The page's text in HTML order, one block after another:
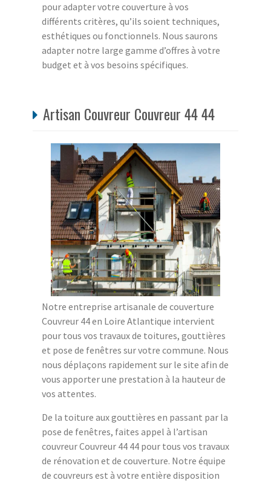
pour adapter votre couverture à vos
différents critères, qu’ils soient techniques,
esthétiques ou fonctionnels. Nous saurons
adapter notre large gamme d’offres à votre
budget et à vos besoins spécifiques.
Artisan Couvreur Couvreur 44 44
Notre entreprise artisanale de couverture
Couvreur 44 en Loire Atlantique intervient
pour tous vos travaux de toitures, gouttières
et pose de fenêtres sur votre commune. Nous
nous déplaçons rapidement sur le site afin de
vous apporter une prestation à la hauteur de
vos attentes.
De la toiture aux gouttières en passant par la
pose de fenêtres, faites appel à l’artisan
couvreur Couvreur 44 44 pour tous vos travaux
de rénovation et de couverture. Notre équipe
de couvreurs est à votre entière disposition